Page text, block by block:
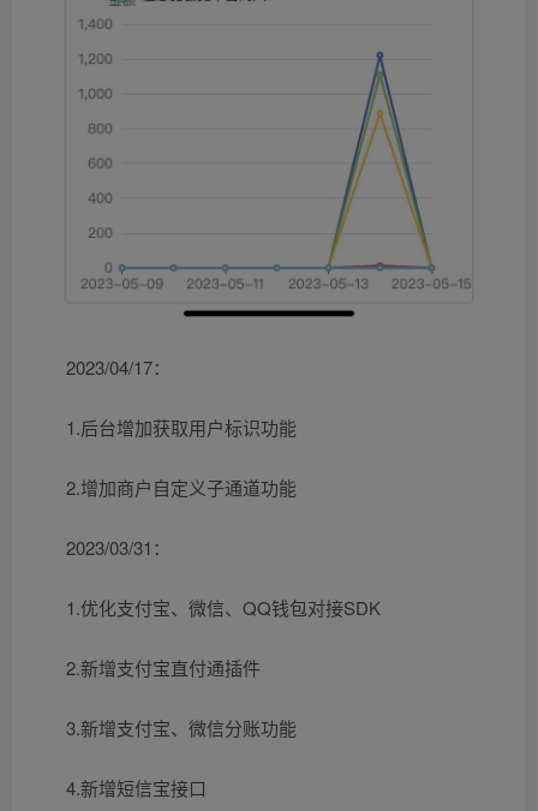
2023/04/17：
1.后台增加获取用户标识功能
2.增加商户自定义子通道功能
2023/03/31：
1.优化支付宝、微信、QQ钱包对接SDK
2.新增支付宝直付通插件
3.新增支付宝、微信分账功能
4.新增短信宝接口